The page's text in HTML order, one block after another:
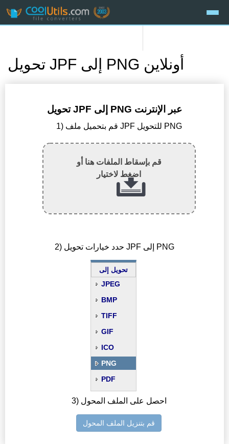
تحويل JPF إلى PNG أونلاين
تحويل JPF إلى PNG عبر الإنترنت
1) قم بتحميل ملف JPF للتحويل PNG
قم بإسقاط الملفات هنا أو
اضغط لاختيار
2) حدد خيارات تحويل JPF إلى PNG
تحويل إلى
JPEG
BMP
TIFF
GIF
ICO
PNG
PDF
3) احصل على الملف المحول
قم بتنزيل الملف المحول